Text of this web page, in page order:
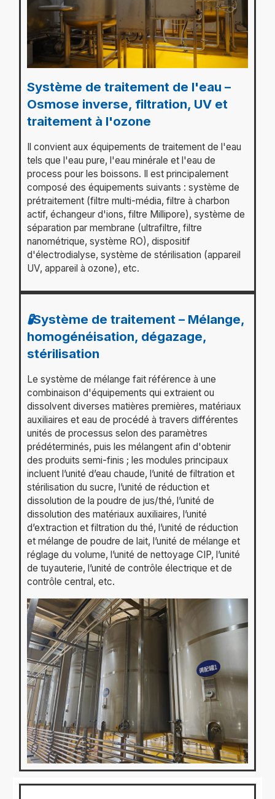
Système de traitement de l'eau –
Osmose inverse, filtration, UV et
traitement à l'ozone
Il convient aux équipements de traitement de l'eau
tels que l'eau pure, l'eau minérale et l'eau de
process pour les boissons. Il est principalement
composé des équipements suivants : système de
prétraitement (filtre multi-média, filtre à charbon
actif, échangeur d'ions, filtre Millipore), système de
séparation par membrane (ultrafiltre, filtre
nanométrique, système RO), dispositif
d'électrodialyse, système de stérilisation (appareil
UV, appareil à ozone), etc.
🧪Système de traitement – Mélange,
homogénéisation, dégazage,
stérilisation
Le système de mélange fait référence à une
combinaison d'équipements qui extraient ou
dissolvent diverses matières premières, matériaux
auxiliaires et eau de procédé à travers différentes
unités de processus selon des paramètres
prédéterminés, puis les mélangent afin d'obtenir
des produits semi-finis ; les modules principaux
incluent l’unité d’eau chaude, l’unité de filtration et
stérilisation du sucre, l’unité de réduction et
dissolution de la poudre de jus/thé, l’unité de
dissolution des matériaux auxiliaires, l’unité
d’extraction et filtration du thé, l’unité de réduction
et mélange de poudre de lait, l’unité de mélange et
réglage du volume, l’unité de nettoyage CIP, l’unité
de tuyauterie, l’unité de contrôle électrique et de
contrôle central, etc.